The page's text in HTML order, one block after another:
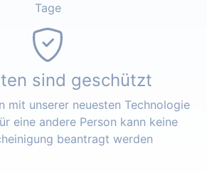
Tage
sind geschützt
mit unserer neuesten Technologie
eine andere Person kann keine
beantragt werden